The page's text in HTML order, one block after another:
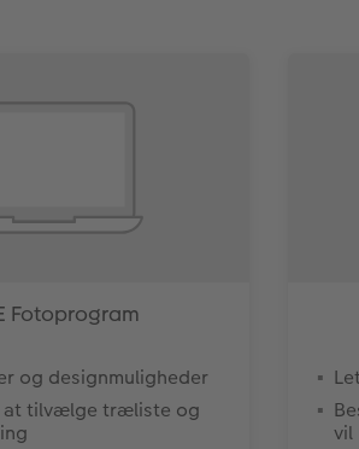
Fotoprogram
og designmuligheder
at tilvælge træliste og
vil